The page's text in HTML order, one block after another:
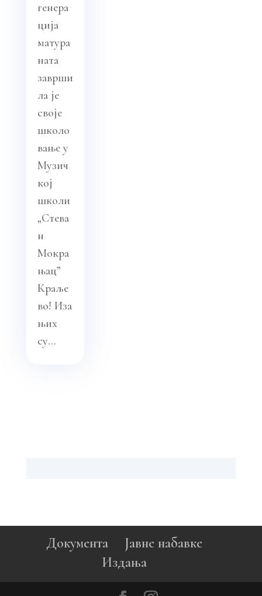
генера
ција
матура
ната
заврши
ла је
своје
школо
вање у
Музич
кој
школи
„Стева
н
Мокра
њац”
Краље
во! Иза
њих
су...
Документа
Јавне набавке
Издања